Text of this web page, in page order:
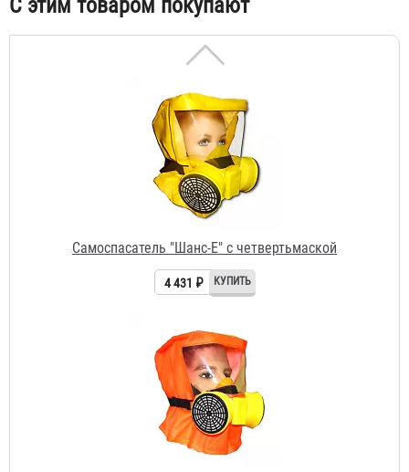
С этим товаром покупают
Самоспасатель "Шанс-Е" с четвертьмаской
4 431 ₽
Самоспасатель «Шанс-Е» с фильтрами ФСЭ-С (усиленная
модель)
4 959 ₽